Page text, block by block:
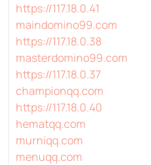
https://117.18.0.41
maindomino99.com
https://117.18.0.38
masterdomino99.com
https://117.18.0.37
championqq.com
https://117.18.0.40
hematqq.com
murniqq.com
menuqq.com